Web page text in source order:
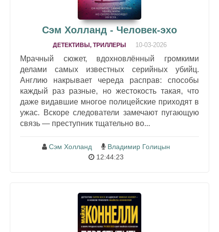
Сэм Холланд - Человек-эхо
ДЕТЕКТИВЫ, ТРИЛЛЕРЫ 10-03-2026
Мрачный сюжет, вдохновлённый громкими
делами самых известных серийных убийц.
Англию накрывает череда расправ: способы
каждый раз разные, но жестокость такая, что
даже видавшие многое полицейские приходят в
ужас. Вскоре следователи замечают пугающую
связь — преступник тщательно во...
Сэм Холланд
Владимир Голицын
12:44:23